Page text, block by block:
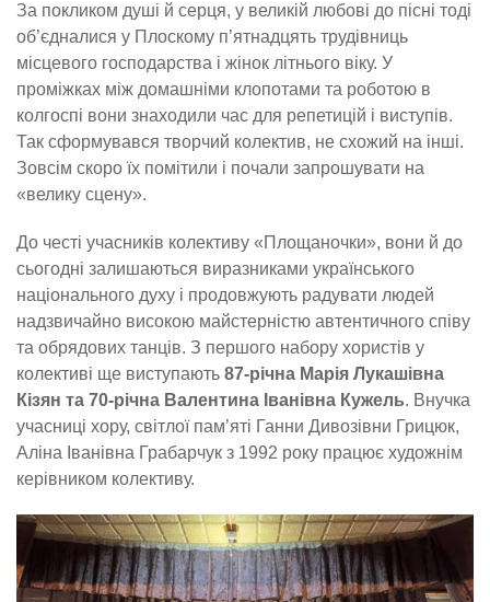
За покликом душі й серця, у великій любові до пісні тоді
об’єдналися у Плоскому п’ятнадцять трудівниць
місцевого господарства і жінок літнього віку. У
проміжках між домашніми клопотами та роботою в
колгоспі вони знаходили час для репетицій і виступів.
Так сформувався творчий колектив, не схожий на інші.
Зовсім скоро їх помітили і почали запрошувати на
«велику сцену».
До честі учасників колективу «Площаночки», вони й до
сьогодні залишаються виразниками українського
національного духу і продовжують радувати людей
надзвичайно високою майстерністю автентичного співу
та обрядових танців. З першого набору хористів у
колективі ще виступають 87-річна Марія Лукашівна
Кізян та 70-річна Валентина Іванівна Кужель. Внучка
учасниці хору, світлої пам’яті Ганни Дивозівни Грицюк,
Аліна Іванівна Грабарчук з 1992 року працює художнім
керівником колективу.